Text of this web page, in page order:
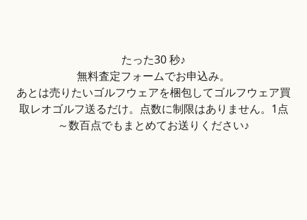
たった30 秒♪
無料査定フォームでお申込み。
あとは売りたいゴルフウェアを梱包してゴルフウェア買
取レオゴルフ送るだけ。点数に制限はありません。1点
～数百点でもまとめてお送りください♪